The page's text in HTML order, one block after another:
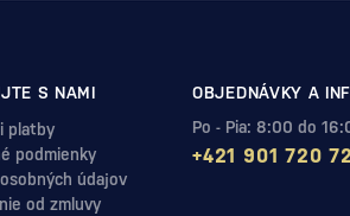
S NAMI
platby
podmienky
údajov
od zmluvy
OBJEDNÁVKY A
Po - Pia: 8:00 do
+421 901 720